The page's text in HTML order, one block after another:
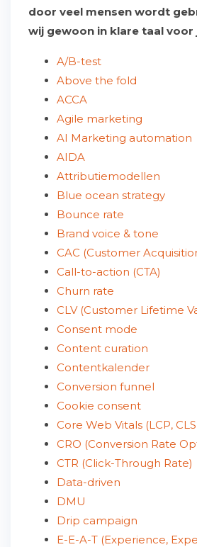
door veel mensen wordt
wij gewoon in klare taal voor
A/B-test
Above the fold
ACCA
Agile marketing
AI Marketing automation
AIDA
Attributiemodellen
Blue ocean strategy
Bounce rate
Brand voice & tone
CAC (Customer
Call-to-action (CTA)
Churn rate
CLV (Customer Lifetime
Consent mode
Content curation
Contentkalender
Conversion funnel
Cookie consent
Core Web Vitals (LCP,
CRO (Conversion Rate
CTR (Click-Through Rate)
Data-driven
DMU
Drip campaign
E-E-A-T (Experience,